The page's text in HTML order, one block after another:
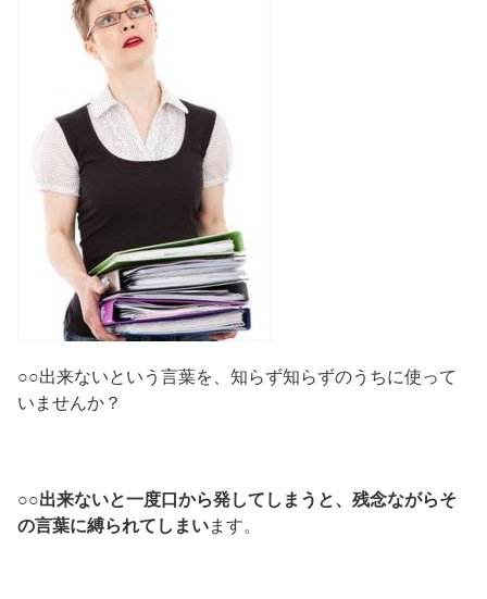
○○出来ないという言葉を、知らず知らずのうちに使って
いませんか？
○○出来ないと一度口から発してしまうと、残念ながらそ
の言葉に縛られてしまいます。